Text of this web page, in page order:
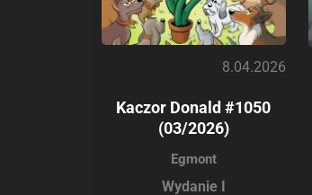
8.04.2026
Kaczor Donald #1050
(03/2026)
Egmont
Wydanie I